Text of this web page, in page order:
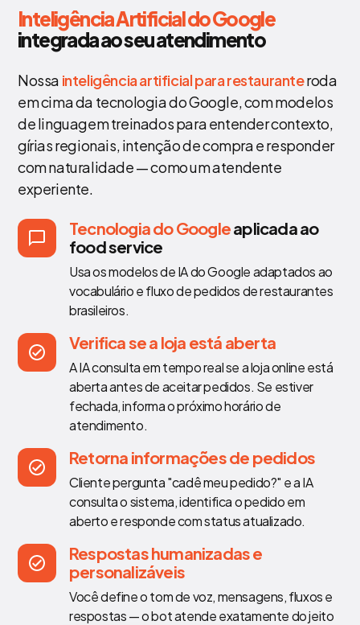
Inteligência Artificial do Google
integrada ao seu atendimento
Nossa inteligência artificial para restauranteroda
em cima da tecnologia do Google, com modelos
de linguagem treinados para entender contexto,
gírias regionais, intenção de compra e responder
com naturalidade — como um atendente
experiente.
Tecnologia do Googleaplicada ao
food service
Usa os modelos de IA do Google adaptados ao
vocabulário e fluxo de pedidos de restaurantes
brasileiros.
Verifica se a loja está aberta
A IA consulta em tempo real se a loja online está
aberta antes de aceitar pedidos. Se estiver
fechada, informa o próximo horário de
atendimento.
Retorna informações de pedidos
Cliente pergunta "cadê meu pedido?" e a IA
consulta o sistema, identifica o pedido em
aberto e responde com status atualizado.
Respostas humanizadas e
personalizáveis
Você define o tom de voz, mensagens, fluxos e
respostas — o bot atende exatamente do jeito